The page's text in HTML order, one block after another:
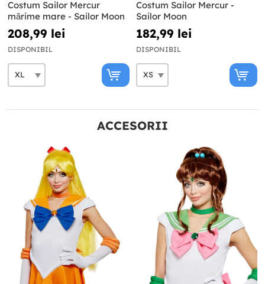
Costum Sailor Mercur
mărime mare - Sailor Moon
208,99 lei
DISPONIBIL
Costum Sailor Mercur -
Sailor Moon
182,99 lei
DISPONIBIL
ACCESORII